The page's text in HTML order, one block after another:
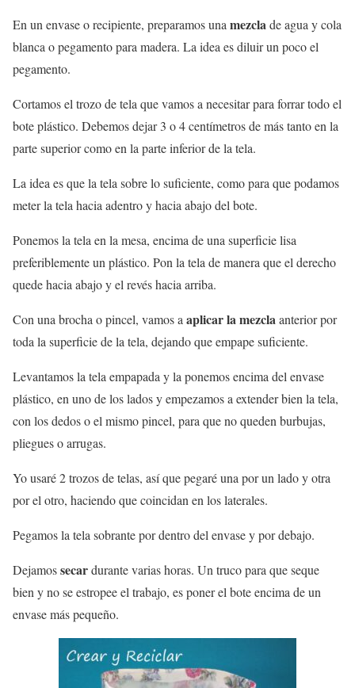
En un envase o recipiente, preparamos una mezcla de agua y cola
blanca o pegamento para madera. La idea es diluir un poco el
pegamento.
Cortamos el trozo de tela que vamos a necesitar para forrar todo el
bote plástico. Debemos dejar 3 o 4 centímetros de más tanto en la
parte superior como en la parte inferior de la tela.
La idea es que la tela sobre lo suficiente, como para que podamos
meter la tela hacia adentro y hacia abajo del bote.
Ponemos la tela en la mesa, encima de una superficie lisa
preferiblemente un plástico. Pon la tela de manera que el derecho
quede hacia abajo y el revés hacia arriba.
Con una brocha o pincel, vamos a aplicar la mezcla anterior por
toda la superficie de la tela, dejando que empape suficiente.
Levantamos la tela empapada y la ponemos encima del envase
plástico, en uno de los lados y empezamos a extender bien la tela,
con los dedos o el mismo pincel, para que no queden burbujas,
pliegues o arrugas.
Yo usaré 2 trozos de telas, así que pegaré una por un lado y otra
por el otro, haciendo que coincidan en los laterales.
Pegamos la tela sobrante por dentro del envase y por debajo.
Dejamossecardurante varias horas. Un truco para que seque
bien y no se estropee el trabajo, es poner el bote encima de un
envase más pequeño.